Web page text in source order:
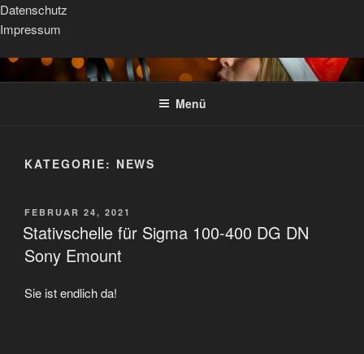
Datenschutz
Impressum
Zum
InhaltTRIPOD MOUNTS
For Sigma, Sony, and Tamron lenses
Menü
KATEGORIE: NEWS
VERÖFFENTLICHT
AM
FEBRUAR 24, 2021
Stativschelle für Sigma 100-400 DG DN
Sony Emount
Sie ist endlich da!